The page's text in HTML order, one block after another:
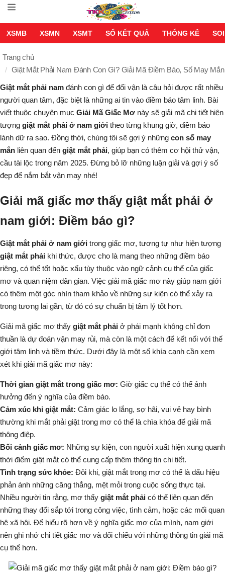
XSMB XSMN XSMT SỔ KẾT QUẢ THỐNG KÊ
Trang chủ
Giật Mắt Phải Nam Đánh Con Gì? Giải Mã Điềm Báo, Số May Mắn
Giật mắt phải nam đánh con gì để đổi vận là câu hỏi được rất nhiều
người quan tâm, đặc biệt là những ai tin vào điềm báo tâm linh. Bài
viết thuộc chuyên mục Giải Mã Giấc Mơ này sẽ giải mã chi tiết hiện
tượng giật mắt phải ở nam giới theo từng khung giờ, điềm báo
lành dữ ra sao. Đồng thời, chúng tôi sẽ gợi ý những con số may
mắn liên quan đến giật mắt phải, giúp bạn có thêm cơ hội thử vận,
cầu tài lộc trong năm 2025. Đừng bỏ lỡ những luận giải và gợi ý số
đẹp để nắm bắt vận may nhé!
Giải mã giấc mơ thấy giật mắt phải ở
nam giới: Điềm báo gì?
Giật mắt phải ở nam giới trong giấc mơ, tương tự như hiện tượng
giật mắt phải khi thức, được cho là mang theo những điềm báo
riêng, có thể tốt hoặc xấu tùy thuộc vào ngữ cảnh cụ thể của giấc
mơ và quan niệm dân gian. Việc giải mã giấc mơ này giúp nam giới
có thêm một góc nhìn tham khảo về những sự kiện có thể xảy ra
trong tương lai gần, từ đó có sự chuẩn bị tâm lý tốt hơn.
Giải mã giấc mơ thấy giật mắt phải ở phái mạnh không chỉ đơn
thuần là dự đoán vận may rủi, mà còn là một cách để kết nối với thế
giới tâm linh và tiềm thức. Dưới đây là một số khía cạnh cần xem
xét khi giải mã giấc mơ này:
Thời gian giật mắt trong giấc mơ: Giờ giấc cụ thể có thể ảnh
hưởng đến ý nghĩa của điềm báo.
Cảm xúc khi giật mắt: Cảm giác lo lắng, sợ hãi, vui vẻ hay bình
thường khi mắt phải giật trong mơ có thể là chìa khóa để giải mã
thông điệp.
Bối cảnh giấc mơ: Những sự kiện, con người xuất hiện xung quanh
thời điểm giật mắt có thể cung cấp thêm thông tin chi tiết.
Tình trạng sức khỏe: Đôi khi, giật mắt trong mơ có thể là dấu hiệu
phản ánh những căng thẳng, mệt mỏi trong cuộc sống thực tại.
Nhiều người tin rằng, mơ thấy giật mắt phải có thể liên quan đến
những thay đổi sắp tới trong công việc, tình cảm, hoặc các mối quan
hệ xã hội. Để hiểu rõ hơn về ý nghĩa giấc mơ của mình, nam giới
nên ghi nhớ chi tiết giấc mơ và đối chiếu với những thông tin giải mã
cụ thể hơn.